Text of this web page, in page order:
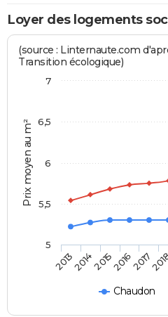
Loyer des logements
Prix moyen au m²
(source : Linternaute.com
Transition écologique)
Chaudon
20132014201520162017
5
5,5
6
6,5
7